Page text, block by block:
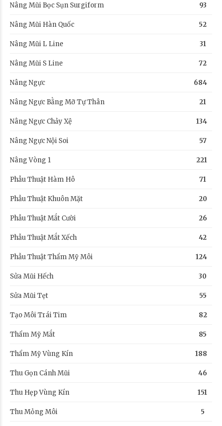
Nâng Mũi Bọc Sụn Surgiform 93
Nâng Mũi Hàn Quốc 52
Nâng Mũi L Line 31
Nâng Mũi S Line 72
Nâng Ngực 684
Nâng Ngực Bằng Mỡ Tự Thân 21
Nâng Ngực Chảy Xệ 134
Nâng Ngực Nội Soi 57
Nâng Vòng 1 221
Phẫu Thuật Hàm Hô 71
Phẫu Thuật Khuôn Mặt 20
Phẫu Thuật Mắt Cười 26
Phẫu Thuật Mắt Xếch 42
Phẫu Thuật Thẩm Mỹ Môi 124
Sửa Mũi Hếch 30
Sửa Mũi Tẹt 55
Tạo Môi Trái Tim 82
Thẩm Mỹ Mắt 85
Thẩm Mỹ Vùng Kín 188
Thu Gọn Cánh Mũi 46
Thu Hẹp Vùng Kín 151
Thu Mỏng Môi 5